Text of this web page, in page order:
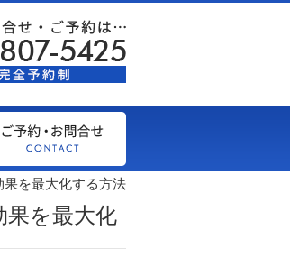
を最大化する方法
果を最大化